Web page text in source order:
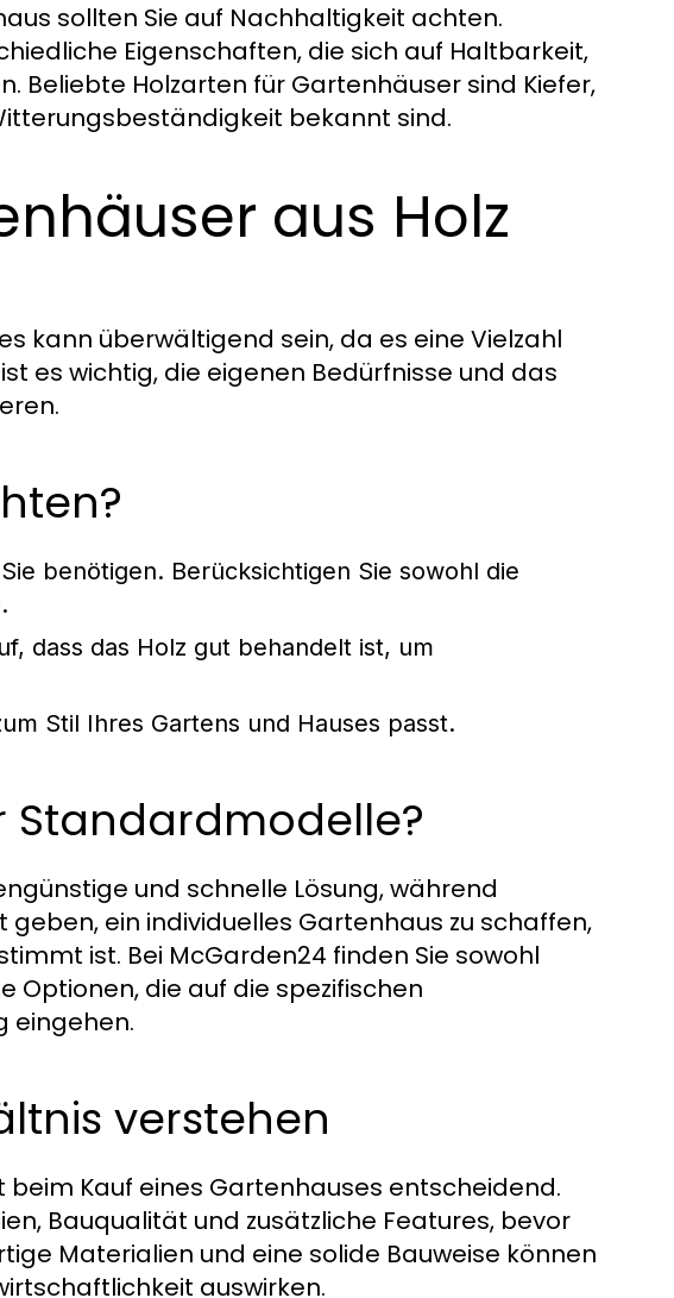
sollten Sie auf Nachhaltigkeit achten.
Eigenschaften, die sich auf Haltbarkeit,
Beliebte Holzarten für Gartenhäuser sind Kiefer,
bekannt sind.
aus Holz
kann überwältigend sein, da es eine Vielzahl
es wichtig, die eigenen Bedürfnisse und das
benötigen. Berücksichtigen Sie sowohl die
dass das Holz gut behandelt ist, um
Stil Ihres Gartens und Hauses passt.
und schnelle Lösung, während
ein individuelles Gartenhaus zu schaffen,
ist. Bei McGarden24 finden Sie sowohl
die auf die spezifischen
eingehen.
verstehen
Kauf eines Gartenhauses entscheidend.
Bauqualität und zusätzliche Features, bevor
Materialien und eine solide Bauweise können
auswirken.